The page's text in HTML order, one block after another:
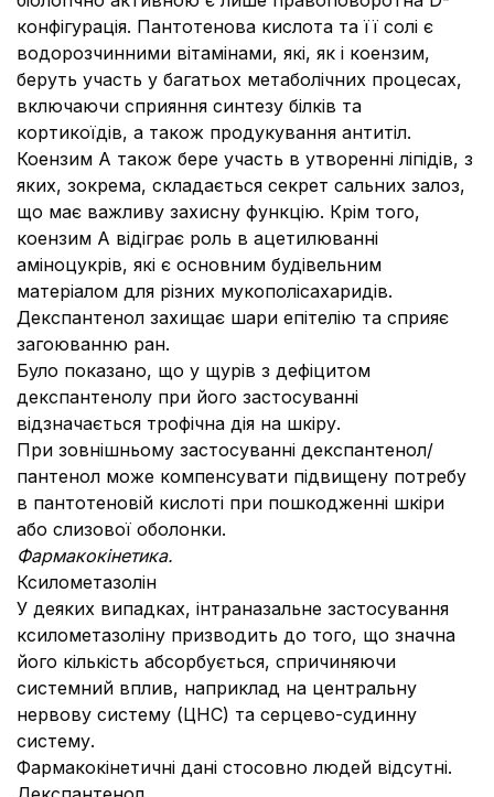
конфігурація. Пантотенова кислота та її солі є
водорозчинними вітамінами, які, як і коензим,
беруть участь у багатьох метаболічних процесах,
включаючи сприяння синтезу білків та
кортикоїдів, а також продукування антитіл.
Коензим А також бере участь в утворенні ліпідів, з
яких, зокрема, складається секрет сальних залоз,
що має важливу захисну функцію. Крім того,
коензим А відіграє роль в ацетилюванні
аміноцукрів, які є основним будівельним
матеріалом для різних мукополісахаридів.
Декспантенол захищає шари епітелію та сприяє
загоюванню ран.
Було показано, що у щурів з дефіцитом
декспантенолу при його застосуванні
відзначається трофічна дія на шкіру.
При зовнішньому застосуванні декспантенол/
пантенол може компенсувати підвищену потребу
в пантотеновій кислоті при пошкодженні шкіри
або слизової оболонки.
Фармакокінетика.
Ксилометазолін
У деяких випадках, інтраназальне застосування
ксилометазоліну призводить до того, що значна
його кількість абсорбується, спричиняючи
системний вплив, наприклад на центральну
нервову систему (ЦНС) та серцево-судинну
систему.
Фармакокінетичні дані стосовно людей відсутні.